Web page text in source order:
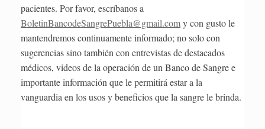
pacientes. Por favor, escríbanos a
BoletinBancodeSangrePuebla@gmail.comy con gusto le
mantendremos continuamente informado; no solo con
sugerencias sino también con entrevistas de destacados
médicos, videos de la operación de un Banco de Sangre e
importante información que le permitirá estar a la
vanguardia en los usos y beneficios que la sangre le brinda.